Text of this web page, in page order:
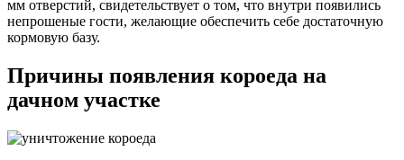
мм отверстий, свидетельствует о том, что внутри появились
непрошеные гости, желающие обеспечить себе достаточную
кормовую базу.
Причины появления короеда на
дачном участке